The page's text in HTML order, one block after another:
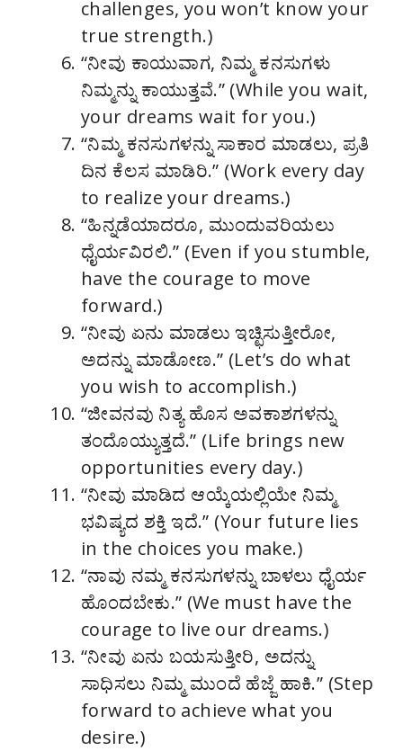
challenges, you won’t know your
true strength.)
“ನೀವು ಕಾಯುವಾಗ, ನಿಮ್ಮ ಕನಸುಗಳು
ನಿಮ್ಮನ್ನು ಕಾಯುತ್ತವೆ.” (While you wait,
your dreams wait for you.)
“ನಿಮ್ಮ ಕನಸುಗಳನ್ನು ಸಾಕಾರ ಮಾಡಲು, ಪ್ರತಿ
ದಿನ ಕೆಲಸ ಮಾಡಿರಿ.” (Work every day
to realize your dreams.)
“ಹಿನ್ನಡೆಯಾದರೂ, ಮುಂದುವರಿಯಲು
ಧೈರ್ಯವಿರಲಿ.” (Even if you stumble,
have the courage to move
forward.)
“ನೀವು ಏನು ಮಾಡಲು ಇಚ್ಛಿಸುತ್ತೀರೋ,
ಅದನ್ನು ಮಾಡೋಣ.” (Let’s do what
you wish to accomplish.)
“ಜೀವನವು ನಿತ್ಯ ಹೊಸ ಅವಕಾಶಗಳನ್ನು
ತಂದೊಯ್ಯುತ್ತದೆ.” (Life brings new
opportunities every day.)
“ನೀವು ಮಾಡಿದ ಆಯ್ಕೆಯಲ್ಲಿಯೇ ನಿಮ್ಮ
ಭವಿಷ್ಯದ ಶಕ್ತಿ ಇದೆ.” (Your future lies
in the choices you make.)
“ನಾವು ನಮ್ಮ ಕನಸುಗಳನ್ನು ಬಾಳಲು ಧೈರ್ಯ
ಹೊಂದಬೇಕು.” (We must have the
courage to live our dreams.)
“ನೀವು ಏನು ಬಯಸುತ್ತೀರಿ, ಅದನ್ನು
ಸಾಧಿಸಲು ನಿಮ್ಮ ಮುಂದೆ ಹೆಜ್ಜೆ ಹಾಕಿ.” (Step
forward to achieve what you
desire.)